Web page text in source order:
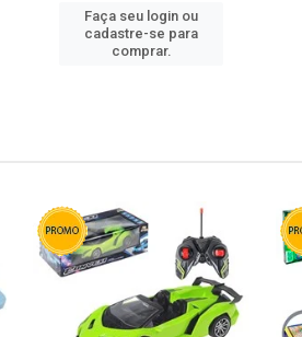
Faça seu login ou
cadastre-se para
comprar.